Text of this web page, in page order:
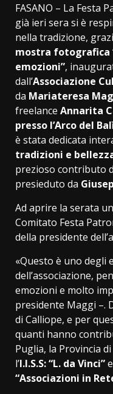
FASANO – La Festa
già ieri sera si è
nella tradizione,
mostra fotografica
emozioni”,
dall’Associazione
da Mariateresa
freelance Annarita
presso l’Arco del
è stata dedicata
tradizioni e
prezioso contributo
presieduto da
Ad aprire la serata
Comitato Festa
della presidente
«Questo è uno degli
dell’associazione,
emozioni e molto
presidente Maggi –.
di Calliope, e per
quanti hanno
Puglia, la Provincia
l’I.I.S.S: “L. da Vinci”
“Associazioni in